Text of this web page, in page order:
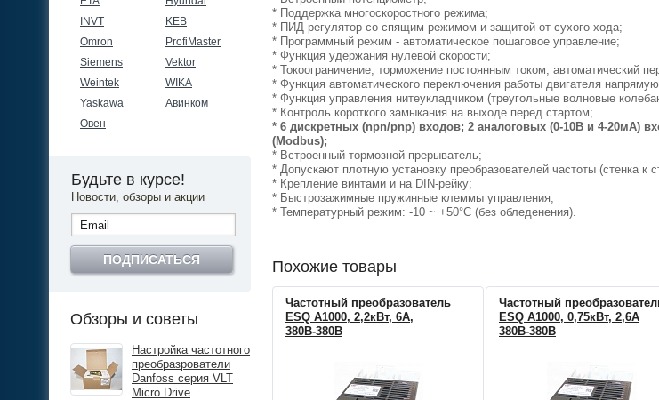
INVT
KEB
Omron
ProfiMaster
Siemens
Vektor
Weintek
WIKA
Yaskawa
Авинком
Овен
Будьте в курсе!
Новости, обзоры и акции
ПОДПИСАТЬСЯ
Обзоры и советы
Настройка частотного
преобразрователи
Danfoss серия VLT
Micro Drive
* Поддержка многоскоростного режима;
* ПИД-регулятор со спящим режимом и защитой от сухого хода;
* Программный режим - автоматическое пошаговое управление;
* Функция удержания нулевой скорости;
* Токоограничение, торможение постоянным током, автоматический
* Функция автоматического переключения работы двигателя
* Функция управления нитеукладчиком (треугольные волновые
* Контроль короткого замыкания на выходе перед стартом;
* 6 дискретных (npn/pnp) входов; 2 аналоговых (0-10В и 4-20мА)
(Modbus);
* Встроенный тормозной прерыватель;
* Допускают плотную установку преобразователей частоты (стенка к
* Крепление винтами и на DIN-рейку;
* Быстрозажимные пружинные клеммы управления;
* Температурный режим: -10 ~ +50°С (без обледенения).
Похожие товары
Частотный преобразователь
ESQ A1000, 2,2кВт, 6А,
380В-380В
Частотный
ESQ A1000, 0,75кВт, 2,6А
380В-380В